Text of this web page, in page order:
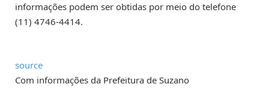
informações podem ser obtidas por meio do telefone
(11) 4746-4414.
source
Com informações da Prefeitura de Suzano